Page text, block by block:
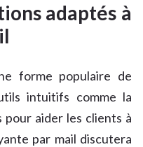
adaptés à
forme populaire de
intuitifs comme la
pour aider les clients à
par mail discutera